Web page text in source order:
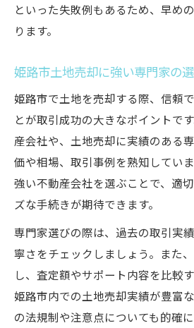
といった失敗例もあるため、早め
ります。
姫路市土地売却に強い専門家の
姫路市で土地を売却する際、信頼
とが取引成功の大きなポイントで
産会社や、土地売却に実績のある
価や相場、取引事例を熟知してい
強い不動産会社を選ぶことで、適
ズな手続きが期待できます。
専門家選びの際は、過去の取引実
寧さをチェックしましょう。また
し、査定額やサポート内容を比較
姫路市内での土地売却実績が豊富
の法規制や注意点についても的確